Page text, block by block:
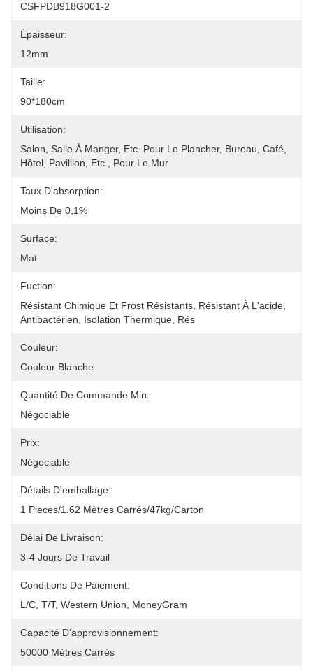
CSFPDB918G001-2
Épaisseur:
12mm
Taille:
90*180cm
Utilisation:
Salon, Salle À Manger, Etc. Pour Le Plancher, Bureau, Café,
Hôtel, Pavillion, Etc., Pour Le Mur
Taux D'absorption:
Moins De 0,1%
Surface:
Mat
Fuction:
Résistant Chimique Et Frost Résistants, Résistant À L'acide,
Antibactérien, Isolation Thermique, Rés
Couleur:
Couleur Blanche
Quantité De Commande Min:
Négociable
Prix:
Négociable
Détails D'emballage:
1 Pieces/1.62 Mètres Carrés/47kg/carton
Délai De Livraison:
3-4 Jours De Travail
Conditions De Paiement:
L/C, T/T, Western Union, MoneyGram
Capacité D'approvisionnement:
50000 Mètres Carrés